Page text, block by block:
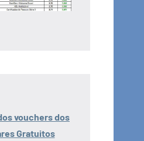
vouchers dos
Gratuitos